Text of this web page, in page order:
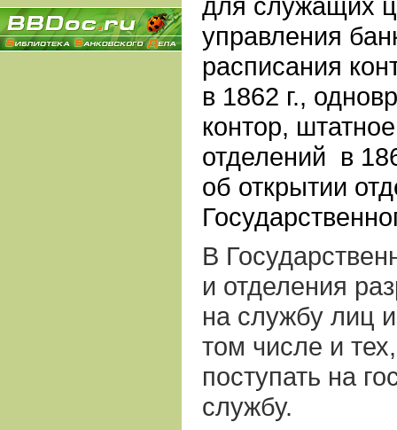
управления
расписания
в 1862 г.,
контор,
отделений в
об открытии
В
и отделения
на службу лиц
том числе и
поступать на
службу.